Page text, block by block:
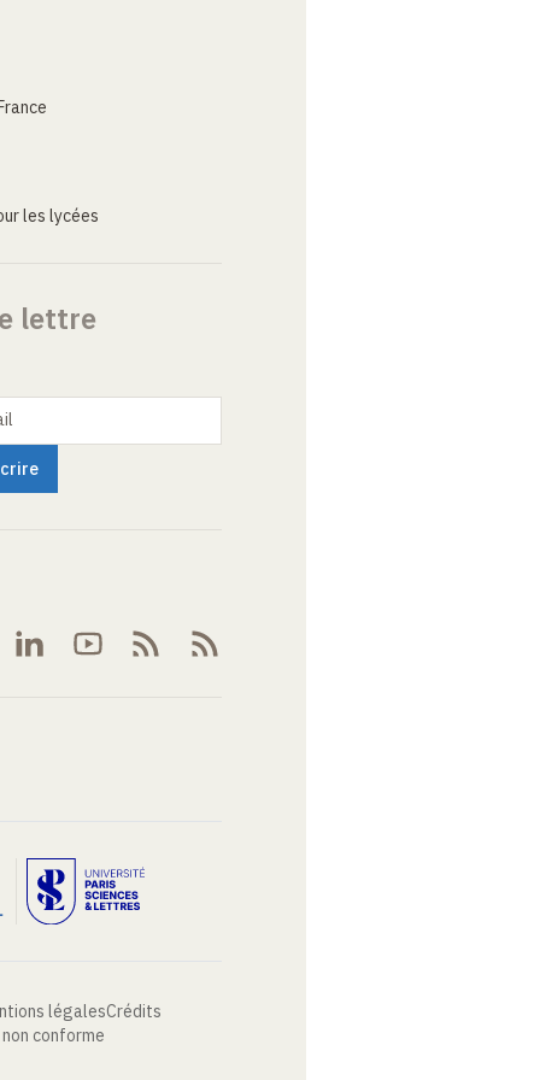
les lycées
lettre
légalesCrédits
conforme